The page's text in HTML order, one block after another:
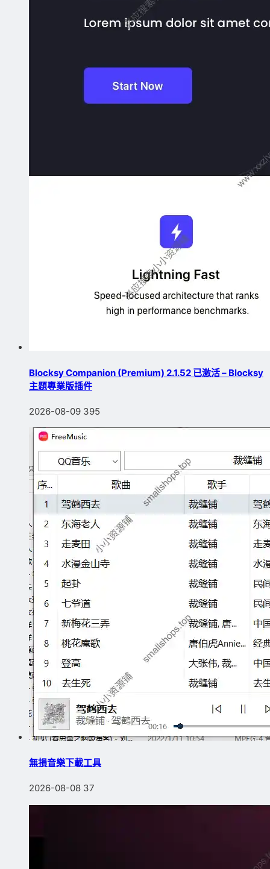
Blocksy Companion (Premium) 2.1.52 已激活 – Blocksy
主題專業版插件
2026-08-09 395
無損音樂下載工具
2026-08-08 37